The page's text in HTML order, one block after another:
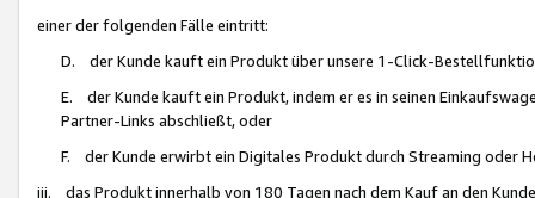
einer der folgenden Fälle eintritt:
D. der Kunde kauft ein Produkt über unsere 1-Click-
E. der Kunde kauft ein Produkt, indem er es in seinen
Partner-Links abschließt, oder
F. der Kunde erwirbt ein Digitales Produkt durch Streaming oder
iii. das Produkt innerhalb von 180 Tagen nach dem Kauf an den